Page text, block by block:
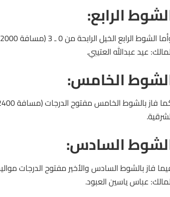
الرابع:
عيد عبدالله العتيبي.
الخامس:
السادس:
عباس ياسين العبود.